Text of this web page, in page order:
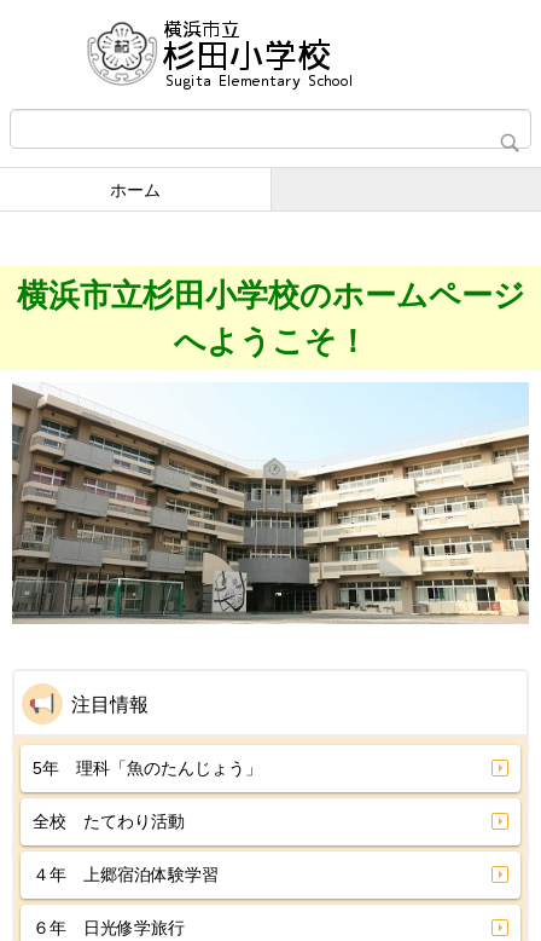
ホーム
横浜市立杉田小学校のホームページ
へようこそ！
注目情報
5年 理科「魚のたんじょう」
全校 たてわり活動
４年 上郷宿泊体験学習
６年 日光修学旅行